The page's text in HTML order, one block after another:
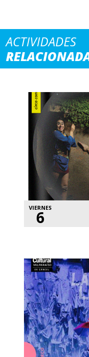
ACTIVIDADES
VIERNES
6